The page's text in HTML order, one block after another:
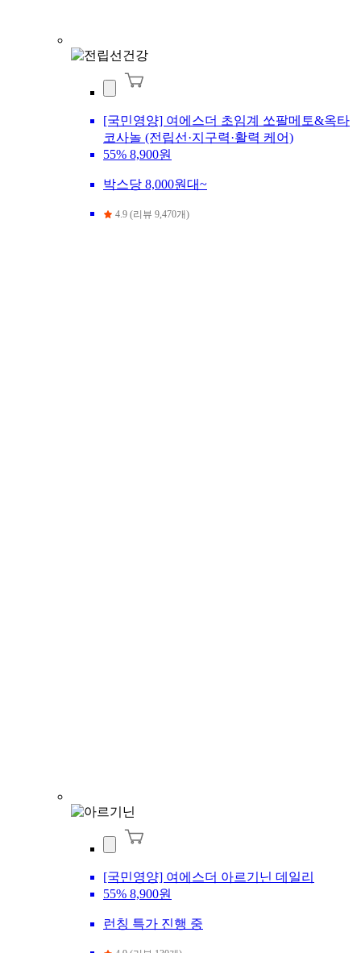
[국민영양] 여에스더 초임계 쏘팔메토&옥타
코사놀 (전립선·지구력·활력 케어)
55% 8,900원
박스당 8,000원대~
4.9 (리뷰 9,470개)
[국민영양] 여에스더 아르기닌 데일리
55% 8,900원
런칭 특가 진행 중